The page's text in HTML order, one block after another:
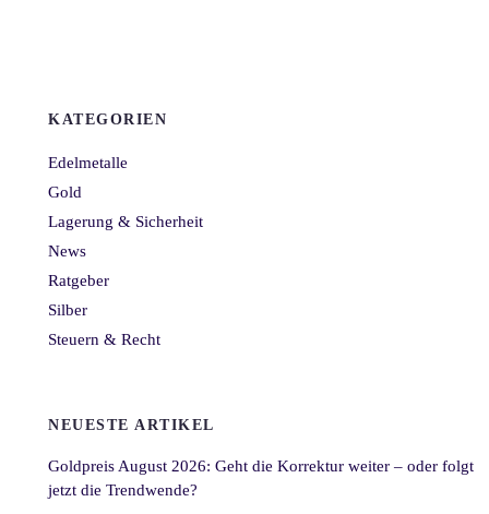
KATEGORIEN
Edelmetalle
Gold
Lagerung & Sicherheit
News
Ratgeber
Silber
Steuern & Recht
NEUESTE ARTIKEL
Goldpreis August 2026: Geht die Korrektur weiter – oder folgt
jetzt die Trendwende?